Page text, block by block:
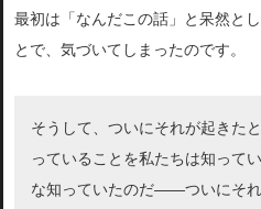
最初は「なんだこの話」と呆然と
とで、気づいてしまったのです。
そうして、ついにそれが起きた
っていることを私たちは知って
な知っていたのだ――ついにそ